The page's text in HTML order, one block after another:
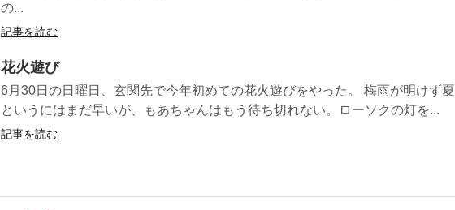
の...
記事を読む
花火遊び
6月30日の日曜日、玄関先で今年初めての花火遊びをやった。 梅雨が明けず夏
というにはまだ早いが、もあちゃんはもう待ち切れない。ローソクの灯を...
記事を読む